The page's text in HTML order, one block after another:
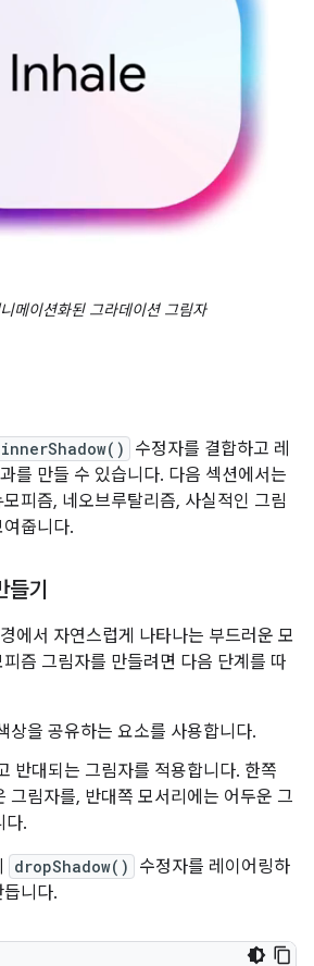
메이션화된 그라데이션 그림자
innerShadow()
수정자를 결합하고 레
를 만들 수 있습니다. 다음 섹션에서는
피즘, 네오브루탈리즘, 사실적인 그림
줍니다.
기
에서 자연스럽게 나타나는 부드러운 모
즘 그림자를 만들려면 다음 단계를 따
상을 공유하는 요소를 사용합니다.
반대되는 그림자를 적용합니다. 한쪽
그림자를, 반대쪽 모서리에는 어두운 그
다.
dropShadow()
수정자를 레이어링하
니다.